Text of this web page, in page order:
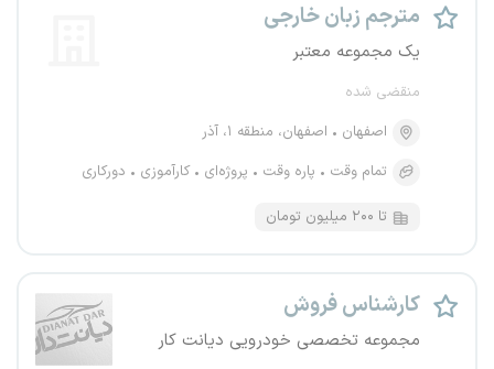
مترجم زبان خارجی
یک مجموعه معتبر
منقضی شده
اصفهان
اصفهان، منطقه ۱، آذر
تمام وقت
پاره وقت پروژه‌ای کارآموزی دورکاری
تا ۲۰۰ میلیون تومان
کارشناس فروش
مجموعه تخصصی خودرویی دیانت کار